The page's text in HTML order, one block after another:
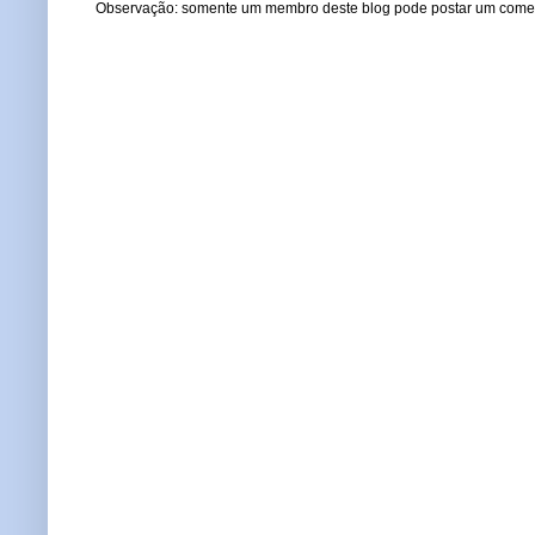
Observação: somente um membro deste blog pode postar um